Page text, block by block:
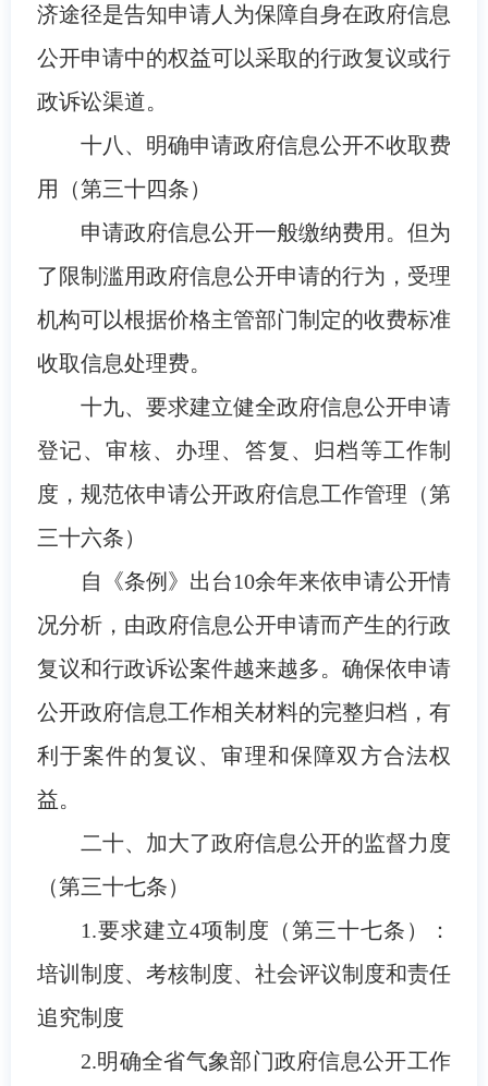
济途径是告知申请人为保障自身在政府信息
公开申请中的权益可以采取的行政复议或行
政诉讼渠道。
十八、明确申请政府信息公开不收取费
用（第三十四条）
申请政府信息公开一般缴纳费用。但为
了限制滥用政府信息公开申请的行为，受理
机构可以根据价格主管部门制定的收费标准
收取信息处理费。
十九、要求建立健全政府信息公开申请
登记、审核、办理、答复、归档等工作制
度，规范依申请公开政府信息工作管理（第
三十六条）
自《条例》出台10余年来依申请公开情
况分析，由政府信息公开申请而产生的行政
复议和行政诉讼案件越来越多。确保依申请
公开政府信息工作相关材料的完整归档，有
利于案件的复议、审理和保障双方合法权
益。
二十、加大了政府信息公开的监督力度
（第三十七条）
1.要求建立4项制度（第三十七条）：
培训制度、考核制度、社会评议制度和责任
追究制度
2.明确全省气象部门政府信息公开工作